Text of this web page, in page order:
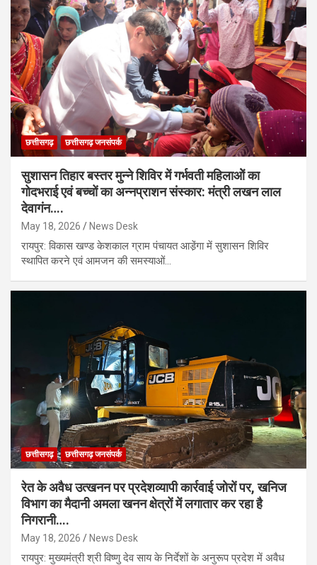
छत्तीसगढ़ छत्तीसगढ़ जनसंपर्क
सुशासन तिहार बस्तर मुन्ने शिविर में गर्भवती महिलाओें का
गोदभराई एवं बच्चों का अन्नप्राशन संस्कार: मंत्री लखन लाल
देवागंन….
May 18, 2026 News Desk
रायपुर: विकास खण्ड केशकाल ग्राम पंचायत आडे़ंगा में सुशासन शिविर
स्थापित करने एवं आमजन की समस्याओं…
छत्तीसगढ़ छत्तीसगढ़ जनसंपर्क
रेत के अवैध उत्खनन पर प्रदेशव्यापी कार्रवाई जोरों पर, खनिज
विभाग का मैदानी अमला खनन क्षेत्रों में लगातार कर रहा है
निगरानी….
May 18, 2026 News Desk
रायपुर: मुख्यमंत्री श्री विष्णु देव साय के निर्देशों के अनुरूप प्रदेश में अवैध